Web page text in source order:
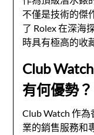
不僅是技術的傑
了 Rolex 在深海
時具有極高的收
Club
有何優勢？
Club Watch 作
業的銷售服務和